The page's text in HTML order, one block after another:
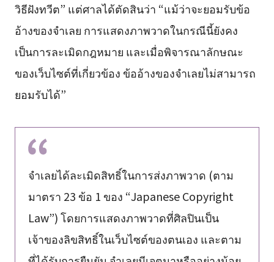
วิธีฝังทวีต” แต่ศาลได้ตัดสินว่า “แม้ว่าจะยอมรับข้อ
อ้างของจำเลย การแสดงภาพวาดในกรณีนี้ยังคง
เป็นการละเมิดกฎหมาย และเมื่อพิจารณาลักษณะ
ของเว็บไซต์ที่เกี่ยวข้อง ข้ออ้างของจำเลยไม่สามารถ
ยอมรับได้”
จำเลยได้ละเมิดสิทธิ์ในการส่งภาพวาด (ตาม
มาตรา 23 ข้อ 1 ของ “Japanese Copyright
Law”) โดยการแสดงภาพวาดที่ศิลปินเป็น
เจ้าของลิขสิทธิ์ในเว็บไซต์ของตนเอง และตาม